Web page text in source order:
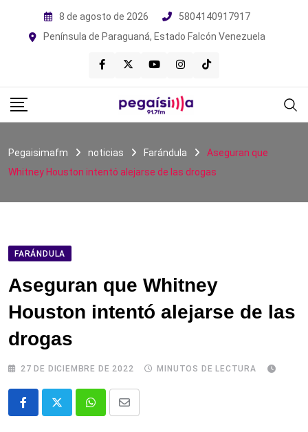
8 de agosto de 2026
5804140917917
Península de Paraguaná, Estado Falcón Venezuela
Pegaisimafm noticias Farándula
Aseguran que
Whitney Houston intentó alejarse de las drogas
FARÁNDULA
Aseguran que Whitney
Houston intentó alejarse de las
drogas
27 DE DICIEMBRE DE 2022 MINUTOS DE LECTURA
WhatsappComparte